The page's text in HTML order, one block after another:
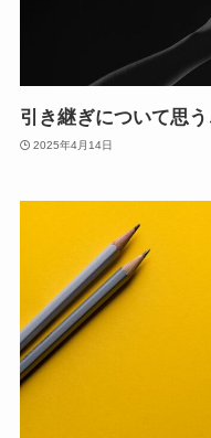
引き継ぎについて思う
2025年4月14日